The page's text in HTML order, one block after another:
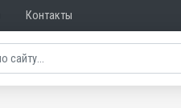
Контакты